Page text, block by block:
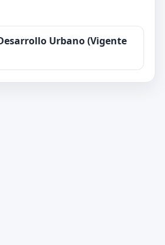
Urbano (Vigente